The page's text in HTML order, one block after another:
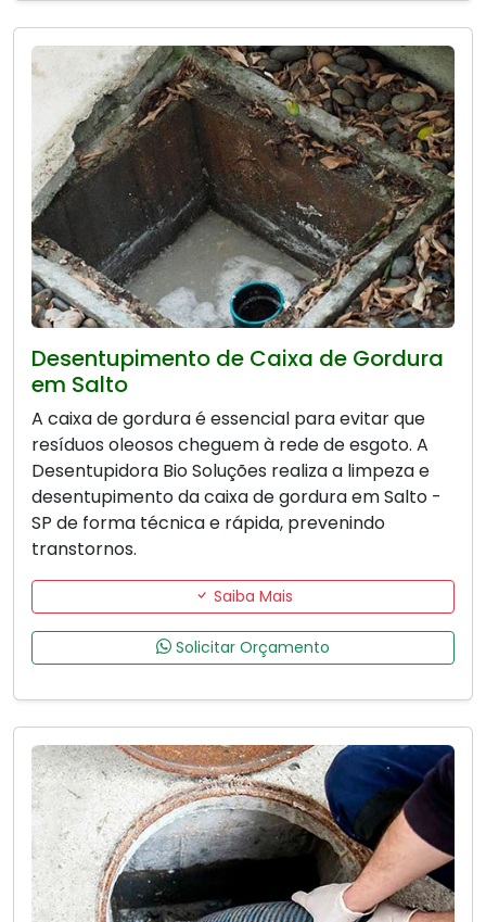
Desentupimento de Caixa de Gordura
em Salto
A caixa de gordura é essencial para evitar que
resíduos oleosos cheguem à rede de esgoto. A
Desentupidora Bio Soluções realiza a limpeza e
desentupimento da caixa de gordura em Salto -
SP de forma técnica e rápida, prevenindo
transtornos.
Saiba Mais
Solicitar Orçamento